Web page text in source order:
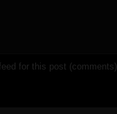
feed for this post (comments)